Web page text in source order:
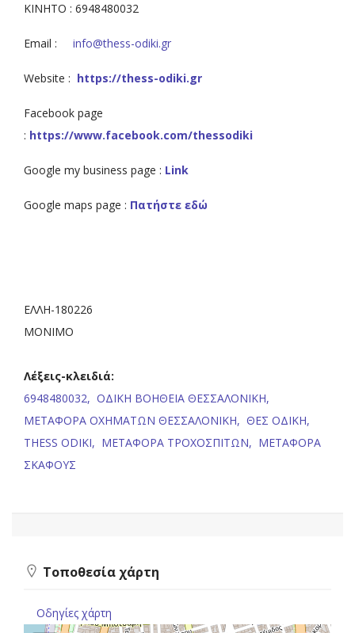
ΚΙΝΗΤΟ : 6948480032
Email : info@thess-odiki.gr
Website : https://thess-odiki.gr
Facebook page
: https://www.facebook.com/thessodiki
Google my business page : Link
Google maps page : Πατήστε εδώ
ΕΛΛΗ-180226
ΜΟΝΙΜΟ
Λέξεις-κλειδιά:
6948480032, ΟΔΙΚΗ ΒΟΗΘΕΙΑ ΘΕΣΣΑΛΟΝΙΚΗ,
ΜΕΤΑΦΟΡΑ ΟΧΗΜΑΤΩΝ ΘΕΣΣΑΛΟΝΙΚΗ, ΘΕΣ ΟΔΙΚΗ,
THESS ODIKI, ΜΕΤΑΦΟΡΑ ΤΡΟΧΟΣΠΙΤΩΝ, ΜΕΤΑΦΟΡΑ
ΣΚΑΦΟΥΣ
Τοποθεσία χάρτη
Οδηγίες χάρτη